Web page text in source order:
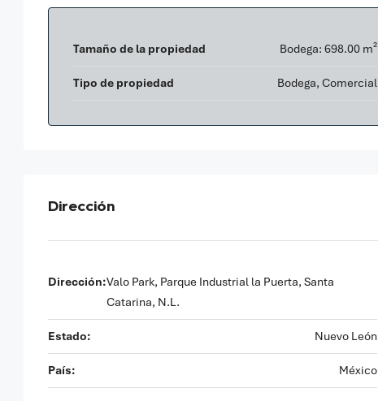
Tamaño de la propiedad Bodega: 698.00 m²
Tipo de propiedad Bodega, Comercial
Dirección
Dirección:Valo Park, Parque Industrial la Puerta, Santa
Catarina, N.L.
Estado: Nuevo León
País: México